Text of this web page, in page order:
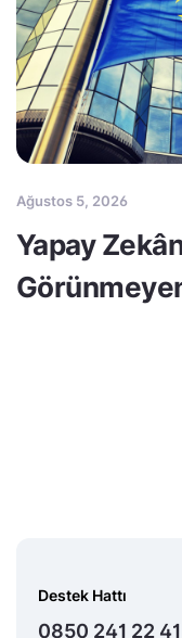
Ağustos 5, 2026
Yapay
Destek Hattı
0850 241 22 41